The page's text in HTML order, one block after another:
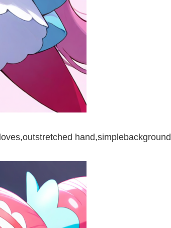
hand,simplebackground